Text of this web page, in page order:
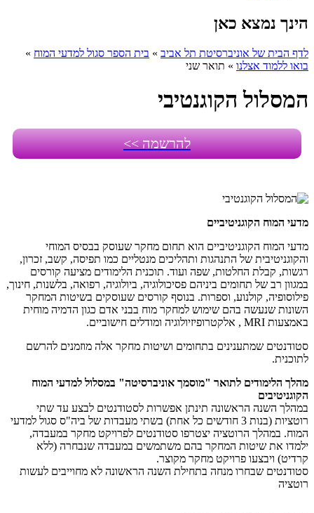
הינך נמצא כאן
לדף הבית של אוניברסיטת תל אביב » בית הספר סגול למדעי המוח »
בואו ללמוד אצלנו » תואר שני
המסלול הקוגנטיבי
להרשמה >>
מדעי המוח הקוגניטיביים
מדעי המוח הקוגניטיביים הוא תחום מחקר שעוסק בבסיס המוחי
והקוגניטיבית של התנהגות ותהליכים מנטליים כמו תפיסה, קשב, זכרון,
רגשות, קבלת החלטות, שפה ועוד. תוכנית הלימודים מציעה קורסים
במגוון רב של תחומים ביניהם פסיכולוגיה, ביולוגיה, רפואה, בלשנות, חינוך,
פילוסופיה, קולנוע, וספרות. בנוסף קורסים שעוסקים בשיטות המחקר
השונות שנעשה בהם שימוש למחקר מוח בבני אדם כגון הדמיה מוחית
באמצעות MRI , אלקטרופיזיולוגיה ומודלים חישוביים.
סטודנטים שמתענינים בתחומים ושיטות מחקר אלה מוזמנים להרשם
לתוכנית.
מהלך הלימודים לתואר "מוסמך אוניברסיטה" במסלול למדעי המוח
הקוגניטיבים
במהלך השנה הראשונה תינתן אפשרות לסטודנטים לבצע עד שתי
רוטציות (בנות 3 חודשים כל אחת) בשתי מעבדות של ביה"ס סגול למדעי
המוח. במהלך הרוטציה יצטרפו סטודנטים לפרויקט מחקר במעבדה,
ילמדו את שיטות המחקר בהם משתמשים במעבדה שנבחרה (ללא
קרדיט) ויבצעו פרויקט מחקר מקוצר.
סטודנטים שבחרו מנחה בתחילת השנה הראשונה לא מחוייבים לעשות
רוטציה